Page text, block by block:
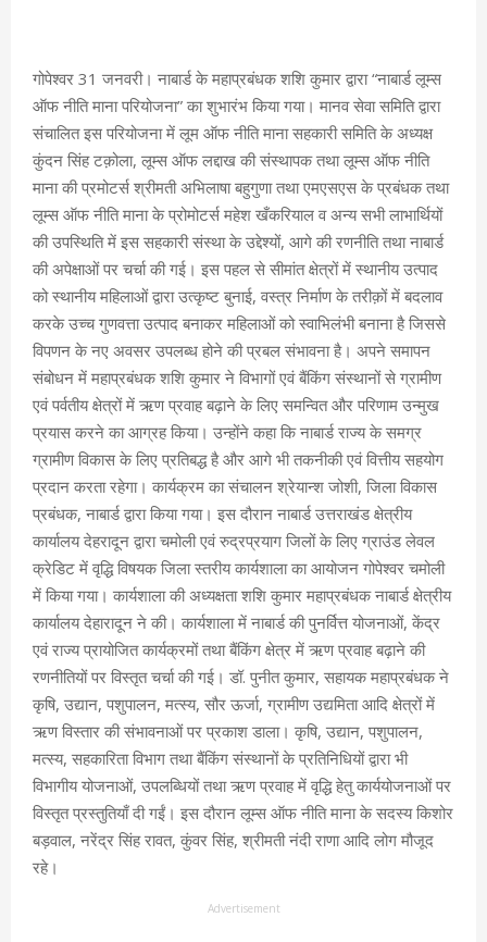
गोपेश्वर 31 जनवरी। नाबार्ड के महाप्रबंधक शशि कुमार द्वारा “नाबार्ड लूम्स
ऑफ नीति माना परियोजना” का शुभारंभ किया गया। मानव सेवा समिति द्वारा
संचालित इस परियोजना में लूम ऑफ नीति माना सहकारी समिति के अध्यक्ष
कुंदन सिंह टक़ोला, लूम्स ऑफ लद्दाख की संस्थापक तथा लूम्स ऑफ नीति
माना की प्रमोटर्स श्रीमती अभिलाषा बहुगुणा तथा एमएसएस के प्रबंधक तथा
लूम्स ऑफ नीति माना के प्रोमोटर्स महेश खँकरियाल व अन्य सभी लाभार्थियों
की उपस्थिति में इस सहकारी संस्था के उद्देश्यों, आगे की रणनीति तथा नाबार्ड
की अपेक्षाओं पर चर्चा की गई। इस पहल से सीमांत क्षेत्रों में स्थानीय उत्पाद
को स्थानीय महिलाओं द्वारा उत्कृष्ट बुनाई, वस्त्र निर्माण के तरीक़ों में बदलाव
करके उच्च गुणवत्ता उत्पाद बनाकर महिलाओं को स्वाभिलंभी बनाना है जिससे
विपणन के नए अवसर उपलब्ध होने की प्रबल संभावना है। अपने समापन
संबोधन में महाप्रबंधक शशि कुमार ने विभागों एवं बैंकिंग संस्थानों से ग्रामीण
एवं पर्वतीय क्षेत्रों में ऋण प्रवाह बढ़ाने के लिए समन्वित और परिणाम उन्मुख
प्रयास करने का आग्रह किया। उन्होंने कहा कि नाबार्ड राज्य के समग्र
ग्रामीण विकास के लिए प्रतिबद्ध है और आगे भी तकनीकी एवं वित्तीय सहयोग
प्रदान करता रहेगा। कार्यक्रम का संचालन श्रेयान्श जोशी, जिला विकास
प्रबंधक, नाबार्ड द्वारा किया गया। इस दौरान नाबार्ड उत्तराखंड क्षेत्रीय
कार्यालय देहरादून द्वारा चमोली एवं रुद्रप्रयाग जिलों के लिए ग्राउंड लेवल
क्रेडिट में वृद्धि विषयक जिला स्तरीय कार्यशाला का आयोजन गोपेश्वर चमोली
में किया गया। कार्यशाला की अध्यक्षता शशि कुमार महाप्रबंधक नाबार्ड क्षेत्रीय
कार्यालय देहारादून ने की। कार्यशाला में नाबार्ड की पुनर्वित्त योजनाओं, केंद्र
एवं राज्य प्रायोजित कार्यक्रमों तथा बैंकिंग क्षेत्र में ऋण प्रवाह बढ़ाने की
रणनीतियों पर विस्तृत चर्चा की गई। डॉ. पुनीत कुमार, सहायक महाप्रबंधक ने
कृषि, उद्यान, पशुपालन, मत्स्य, सौर ऊर्जा, ग्रामीण उद्यमिता आदि क्षेत्रों में
ऋण विस्तार की संभावनाओं पर प्रकाश डाला। कृषि, उद्यान, पशुपालन,
मत्स्य, सहकारिता विभाग तथा बैंकिंग संस्थानों के प्रतिनिधियों द्वारा भी
विभागीय योजनाओं, उपलब्धियों तथा ऋण प्रवाह में वृद्धि हेतु कार्ययोजनाओं पर
विस्तृत प्रस्तुतियाँ दी गईं। इस दौरान लूम्स ऑफ नीति माना के सदस्य किशोर
बड़वाल, नरेंद्र सिंह रावत, कुंवर सिंह, श्रीमती नंदी राणा आदि लोग मौजूद
रहे।
Advertisement